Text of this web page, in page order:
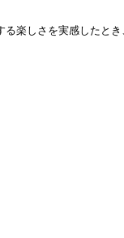
る楽しさを実感したと